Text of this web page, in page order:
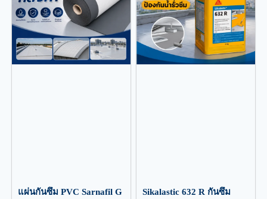
แผ่นกันซึม PVC Sarnafil G
Sikalastic 632 R กันซึม